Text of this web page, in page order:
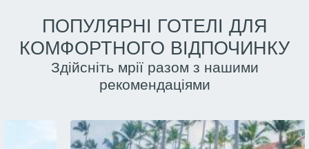
ПОПУЛЯРНІ ГОТЕЛІ ДЛЯ
КОМФОРТНОГО ВІДПОЧИНКУ
Здійсніть мрії разом з нашими
рекомендаціями